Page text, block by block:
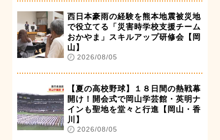
西日本豪雨の経験を熊本地震被災地
で役立てる「災害時学校支援チーム
おかやま」スキルアップ研修会【岡
山】
2026/08/05
【夏の高校野球】１８日間の熱戦幕
開け！開会式で岡山学芸館・英明ナ
インも聖地を堂々と行進【岡山・香
川】
2026/08/05